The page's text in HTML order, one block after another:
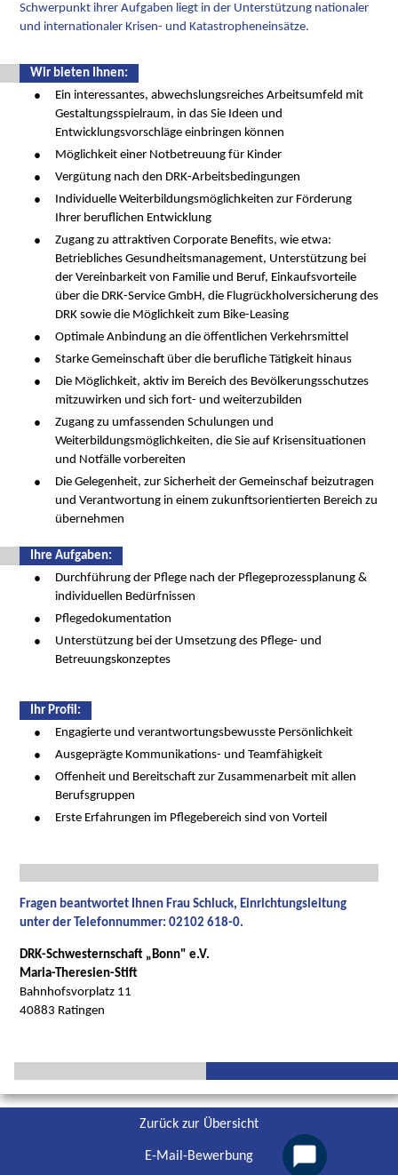
Schwerpunkt ihrer Aufgaben liegt in der Unterstützung nationaler
und internationaler Krisen- und Katastropheneinsätze.
Wir bieten Ihnen:
Ein interessantes, abwechslungsreiches Arbeitsumfeld mit
Gestaltungsspielraum, in das Sie Ideen und
Entwicklungsvorschläge einbringen können
Möglichkeit einer Notbetreuung für Kinder
Vergütung nach den DRK-Arbeitsbedingungen
Individuelle Weiterbildungsmöglichkeiten zur Förderung
Ihrer beruflichen Entwicklung
Zugang zu attraktiven Corporate Benefits, wie etwa:
Betriebliches Gesundheitsmanagement, Unterstützung bei
der Vereinbarkeit von Familie und Beruf, Einkaufsvorteile
über die DRK-Service GmbH, die Flugrückholversicherung des
DRK sowie die Möglichkeit zum Bike-Leasing
Optimale Anbindung an die öffentlichen Verkehrsmittel
Starke Gemeinschaft über die berufliche Tätigkeit hinaus
Die Möglichkeit, aktiv im Bereich des Bevölkerungsschutzes
mitzuwirken und sich fort- und weiterzubilden
Zugang zu umfassenden Schulungen und
Weiterbildungsmöglichkeiten, die Sie auf Krisensituationen
und Notfälle vorbereiten
Die Gelegenheit, zur Sicherheit der Gemeinschaf beizutragen
und Verantwortung in einem zukunftsorientierten Bereich zu
übernehmen
Ihre Aufgaben:
Durchführung der Pflege nach der Pflegeprozessplanung &
individuellen Bedürfnissen
Pflegedokumentation
Unterstützung bei der Umsetzung des Pflege- und
Betreuungskonzeptes
Ihr Proﬁl:
Engagierte und verantwortungsbewusste Persönlichkeit
Ausgeprägte Kommunikations- und Teamfähigkeit
Offenheit und Bereitschaft zur Zusammenarbeit mit allen
Berufsgruppen
Erste Erfahrungen im Pflegebereich sind von Vorteil
Fragen beantwortet Ihnen Frau Schluck, Einrichtungsleitung
unter der Telefonnummer: 02102 618-0.
DRK-Schwesternschaft „Bonn" e.V.
Maria-Theresien-Stift
Bahnhofsvorplatz 11
40883 Ratingen
Zurück zur Übersicht
E-Mail-Bewerbung